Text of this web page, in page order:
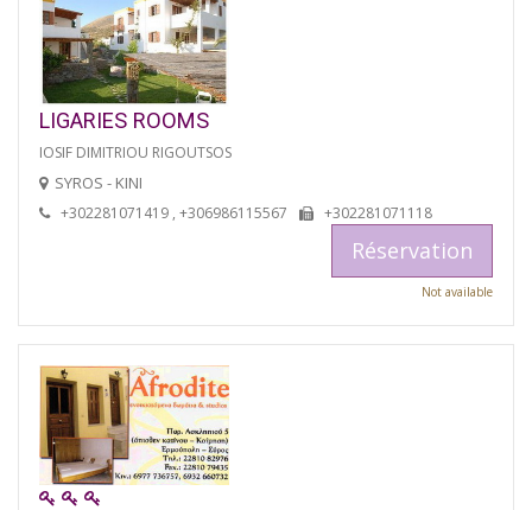
LIGARIES ROOMS
IOSIF DIMITRIOU RIGOUTSOS
SYROS - KINI
+302281071419 , +306986115567 +302281071118
Réservation
Not available